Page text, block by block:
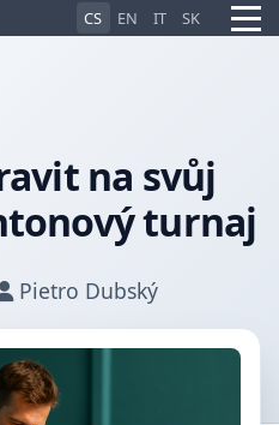
CS EN IT SK
na svůj
turnaj
Pietro Dubský